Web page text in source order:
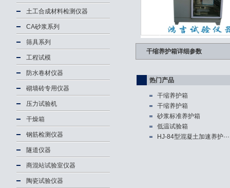
土工合成材料检测仪器
CA砂浆系列
筛具系列
工程试模
防水卷材仪器
砌墙砖专用仪器
压力试验机
干燥箱
钢筋检测仪器
隧道仪器
商混站试验室仪器
陶瓷试验仪器
干缩养护箱详细参数
热门产品
干缩养护箱
干缩养护箱
砂浆标准养护箱
低温试验箱
HJ-84型混凝土加速养护···